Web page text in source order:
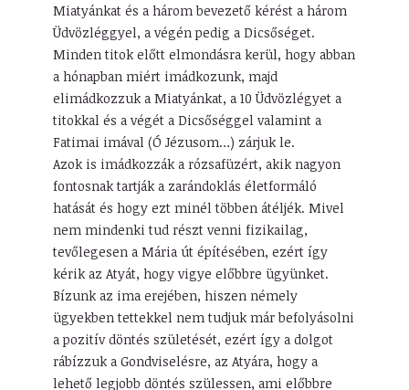
Miatyánkat és a három bevezető kérést a három
Üdvözléggyel, a végén pedig a Dicsőséget.
Minden titok előtt elmondásra kerül, hogy abban
a hónapban miért imádkozunk, majd
elimádkozzuk a Miatyánkat, a 10 Üdvözlégyet a
titokkal és a végét a Dicsőséggel valamint a
Fatimai imával (Ó Jézusom…) zárjuk le.
Azok is imádkozzák a rózsafüzért, akik nagyon
fontosnak tartják a zarándoklás életformáló
hatását és hogy ezt minél többen átéljék. Mivel
nem mindenki tud részt venni fizikailag,
tevőlegesen a Mária út építésében, ezért így
kérik az Atyát, hogy vigye előbbre ügyünket.
Bízunk az ima erejében, hiszen némely
ügyekben tettekkel nem tudjuk már befolyásolni
a pozitív döntés születését, ezért így a dolgot
rábízzuk a Gondviselésre, az Atyára, hogy a
lehető legjobb döntés szülessen, ami előbbre